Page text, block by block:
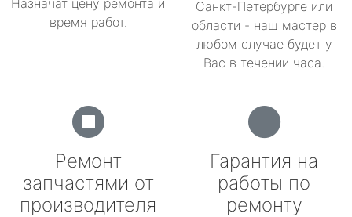
Назначат цену ремонта и
время работ.
Санкт-Петербурге или
области - наш мастер в
любом случае будет у
Вас в течении часа.
Ремонт
запчастями от
производителя
Гарантия на
работы по
ремонту